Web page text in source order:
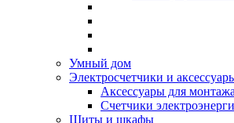
Умный дом
Электросчетчики и
Аксессуары для
Счетчики
Щиты и шкафы